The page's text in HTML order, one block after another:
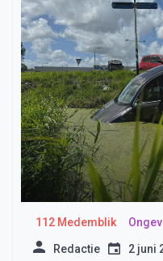
112 Medemblik
Redactie 2 juni